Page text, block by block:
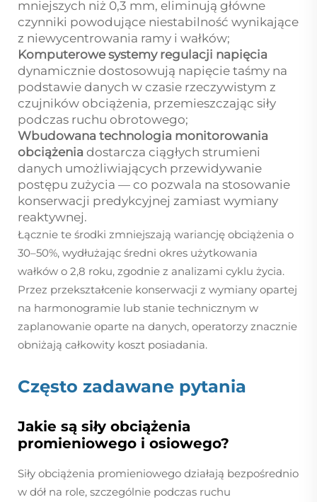
mniejszych niż 0,3 mm, eliminują główne
czynniki powodujące niestabilność wynikające
z niewycentrowania ramy i wałków;
Komputerowe systemy regulacji napięcia
dynamicznie dostosowują napięcie taśmy na
podstawie danych w czasie rzeczywistym z
czujników obciążenia, przemieszczając siły
podczas ruchu obrotowego;
Wbudowana technologia monitorowania
obciążenia dostarcza ciągłych strumieni
danych umożliwiających przewidywanie
postępu zużycia — co pozwala na stosowanie
konserwacji predykcyjnej zamiast wymiany
reaktywnej.
Łącznie te środki zmniejszają wariancję obciążenia o
30–50%, wydłużając średni okres użytkowania
wałków o 2,8 roku, zgodnie z analizami cyklu życia.
Przez przekształcenie konserwacji z wymiany opartej
na harmonogramie lub stanie technicznym w
zaplanowanie oparte na danych, operatorzy znacznie
obniżają całkowity koszt posiadania.
Często zadawane pytania
Jakie są siły obciążenia
promieniowego i osiowego?
Siły obciążenia promieniowego działają bezpośrednio
w dół na role, szczególnie podczas ruchu